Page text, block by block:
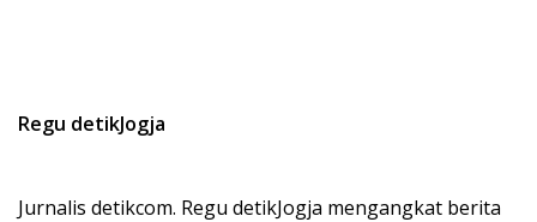
Regu detikJogja
Jurnalis detikcom. Regu detikJogja mengangkat berita